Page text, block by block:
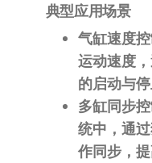
​典型应用场景​
气缸速度
运动速度
的启动与停
多缸同步
统中，通
作同步，提